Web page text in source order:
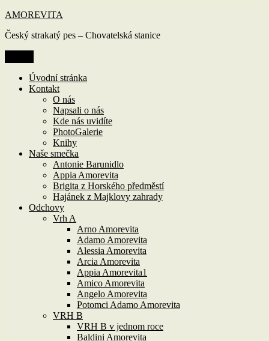
Přejít
obsahu
AMOREVITA
Český strakatý pes – Chovatelská stanice
Úvodní stránka
Kontakt
O nás
Napsali o nás
Kde nás uvidíte
PhotoGalerie
Knihy
Naše smečka
Antonie Barunidlo
Appia Amorevita
Brigita z Horského předměstí
Hajánek z Majklovy zahrady
Odchovy
Vrh A
Arno Amorevita
Adamo Amorevita
Alessia Amorevita
Arcia Amorevita
Appia Amorevita1
Amico Amorevita
Angelo Amorevita
Potomci Adamo Amorevita
VRH B
VRH B v jednom roce
Baldini Amorevita